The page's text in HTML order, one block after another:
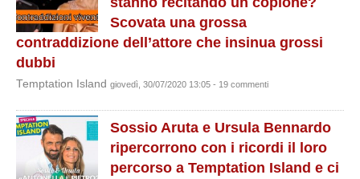
Scovata una grossa
contraddizione dell’attore che insinua grossi
dubbi
Temptation Island giovedì, 30/07/2020 13:05 - 19 commenti
Sossio Aruta e Ursula Bennardo
ripercorrono con i ricordi il loro
percorso a Temptation Island e ci